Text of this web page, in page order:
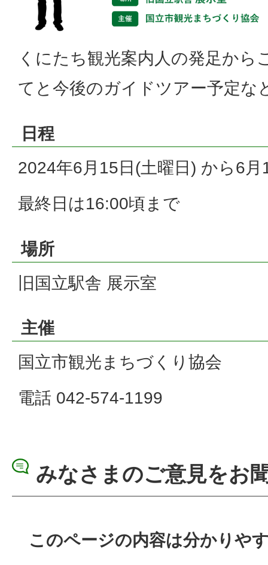
くにたち観光案内人の発足から
てと今後のガイドツアー予定な
日程
2024年6月15日(土曜日) から6
最終日は16:00頃まで
場所
旧国立駅舎 展示室
主催
国立市観光まちづくり協会
電話 042-574-1199
みなさまのご意見をお
このページの内容は分かりや